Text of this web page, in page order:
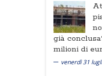
già
milioni di
venerdì 31